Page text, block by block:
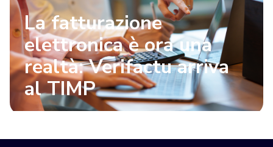
La fatturazione
elettronica è ora una
realtà: Verifactu arriva
al TIMP